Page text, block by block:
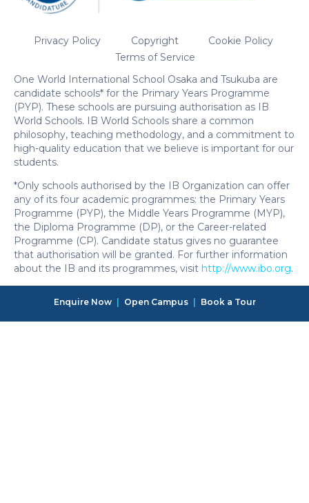
Privacy Policy Copyright
Cookie Policy
Terms of Service
One World International School Osaka and Tsukuba are
candidate schools* for the Primary Years Programme
(PYP). These schools are pursuing authorisation as IB
World Schools. IB World Schools share a common
philosophy, teaching methodology, and a commitment to
high-quality education that we believe is important for our
students.
*Only schools authorised by the IB Organization can offer
any of its four academic programmes: the Primary Years
Programme (PYP), the Middle Years Programme (MYP),
the Diploma Programme (DP), or the Career-related
Programme (CP). Candidate status gives no guarantee
that authorisation will be granted. For further information
about the IB and its programmes, visit http://www.ibo.org.
Enquire Now | Open Campus | Book a Tour